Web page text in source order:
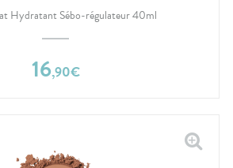
Hydratant Sébo-régulateur 40ml
16,90€